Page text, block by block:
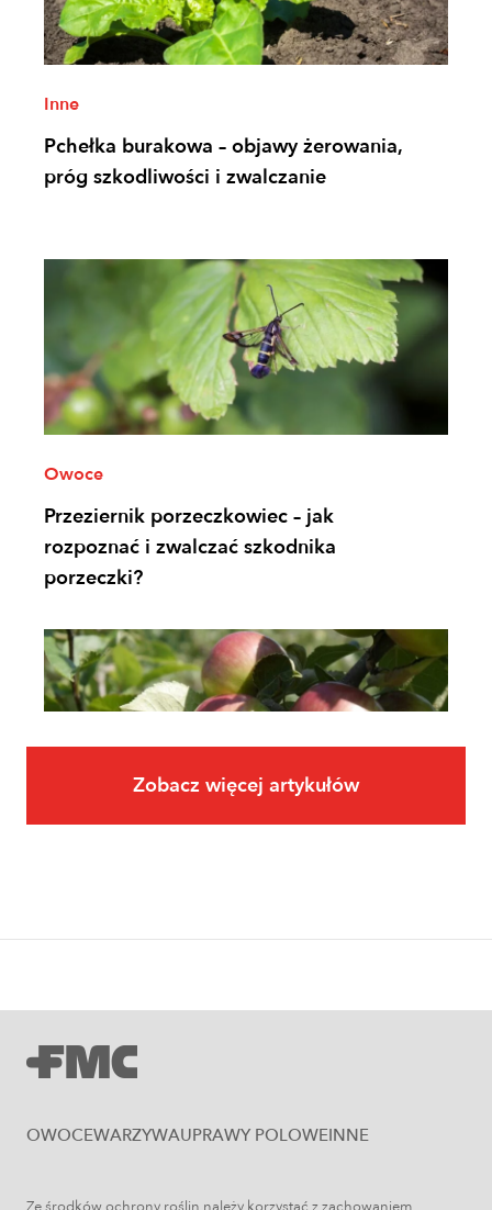
Inne
Pchełka burakowa – objawy żerowania,
próg szkodliwości i zwalczanie
Owoce
Przeziernik porzeczkowiec – jak
rozpoznać i zwalczać szkodnika
porzeczki?
Zobacz więcej artykułów
OWOCEWARZYWAUPRAWY POLOWEINNE